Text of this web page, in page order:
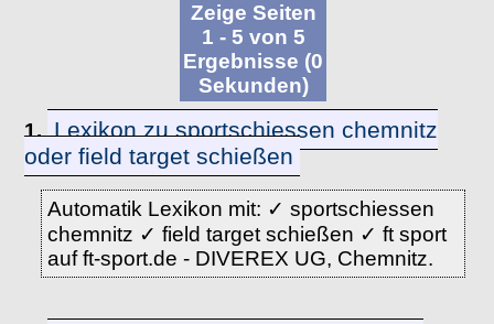
Zeige Seiten
1 - 5 von 5
Ergebnisse (0
Sekunden)
1. Lexikon zu sportschiessen chemnitz
oder field target schießen
Automatik Lexikon mit: ✓ sportschiessen
chemnitz ✓ field target schießen ✓ ft sport
auf ft-sport.de - DIVEREX UG, Chemnitz.